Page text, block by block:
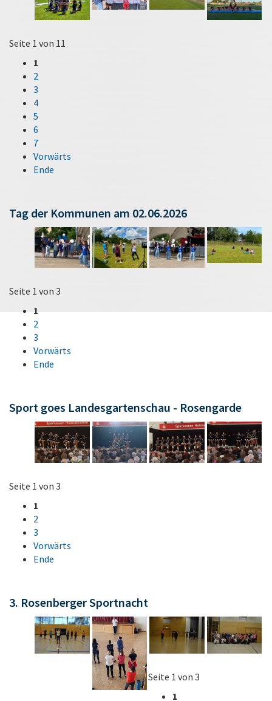
Seite 1 von 11
1
2
3
4
5
6
7
Vorwärts
Ende
Tag der Kommunen am 02.06.2026
Seite 1 von 3
1
2
3
Vorwärts
Ende
Sport goes Landesgartenschau - Rosengarde
Seite 1 von 3
1
2
3
Vorwärts
Ende
3. Rosenberger Sportnacht
Seite 1 von 3
1